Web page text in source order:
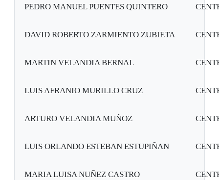
PEDRO MANUEL PUENTES QUINTERO
DAVID ROBERTO ZARMIENTO ZUBIETA
MARTIN VELANDIA BERNAL
LUIS AFRANIO MURILLO CRUZ
ARTURO VELANDIA MUÑOZ
LUIS ORLANDO ESTEBAN ESTUPIÑAN
MARIA LUISA NUÑEZ CASTRO